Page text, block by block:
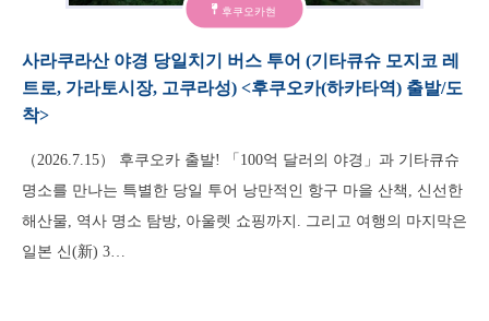
후쿠오카현
사라쿠라산 야경 당일치기 버스 투어 (기타큐슈 모지코 레
트로, 가라토시장, 고쿠라성) <후쿠오카(하카타역) 출발/도
착>
（2026.7.15） 후쿠오카 출발! 「100억 달러의 야경」과 기타큐슈
명소를 만나는 특별한 당일 투어 낭만적인 항구 마을 산책, 신선한
해산물, 역사 명소 탐방, 아울렛 쇼핑까지. 그리고 여행의 마지막은
일본 신(新) 3…